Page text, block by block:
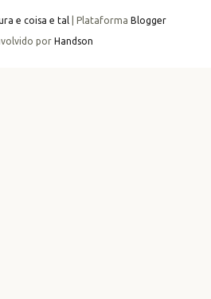
e coisa e tal| Plataforma Blogger
por Handson